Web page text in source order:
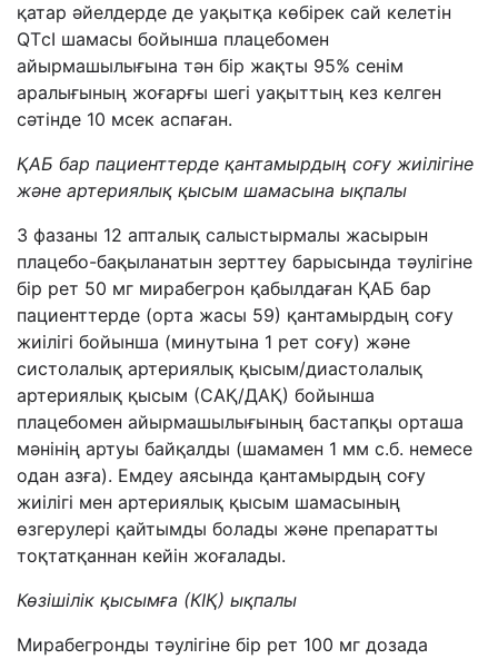
қатар әйелдерде де уақытқа көбірек сай келетін
QTсІ шамасы бойынша плацебомен
айырмашылығына тән бір жақты 95% сенім
аралығының жоғарғы шегі уақыттың кез келген
сәтінде 10 мсек аспаған.
ҚАБ бар пациенттерде қантамырдың соғу жиілігіне
және артериялық қысым шамасына ықпалы
3 фазаны 12 апталық салыстырмалы жасырын
плацебо-бақыланатын зерттеу барысында тәулігіне
бір рет 50 мг мирабегрон қабылдаған ҚАБ бар
пациенттерде (орта жасы 59) қантамырдың соғу
жиілігі бойынша (минутына 1 рет соғу) және
систолалық артериялық қысым/диастолалық
артериялық қысым (САҚ/ДАҚ) бойынша
плацебомен айырмашылығының бастапқы орташа
мәнінің артуы байқалды (шамамен 1 мм с.б. немесе
одан азға). Емдеу аясында қантамырдың соғу
жиілігі мен артериялық қысым шамасының
өзгерулері қайтымды болады және препаратты
тоқтатқаннан кейін жоғалады.
Көзішілік қысымға (КІҚ) ықпалы
Мирабегронды тәулігіне бір рет 100 мг дозада